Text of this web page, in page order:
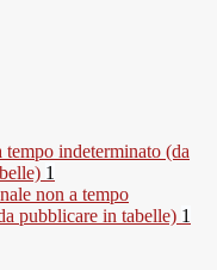
tempo indeterminato (da
1
non a tempo
pubblicare in tabelle) 1